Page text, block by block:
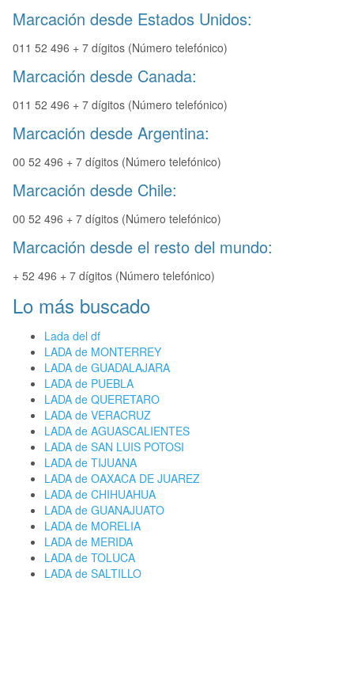
Marcación desde Estados Unidos:
011 52 496 + 7 dígitos (Número telefónico)
Marcación desde Canada:
011 52 496 + 7 dígitos (Número telefónico)
Marcación desde Argentina:
00 52 496 + 7 dígitos (Número telefónico)
Marcación desde Chile:
00 52 496 + 7 dígitos (Número telefónico)
Marcación desde el resto del mundo:
+ 52 496 + 7 dígitos (Número telefónico)
Lo más buscado
Lada del df
LADA de MONTERREY
LADA de GUADALAJARA
LADA de PUEBLA
LADA de QUERETARO
LADA de VERACRUZ
LADA de AGUASCALIENTES
LADA de SAN LUIS POTOSI
LADA de TIJUANA
LADA de OAXACA DE JUAREZ
LADA de CHIHUAHUA
LADA de GUANAJUATO
LADA de MORELIA
LADA de MERIDA
LADA de TOLUCA
LADA de SALTILLO